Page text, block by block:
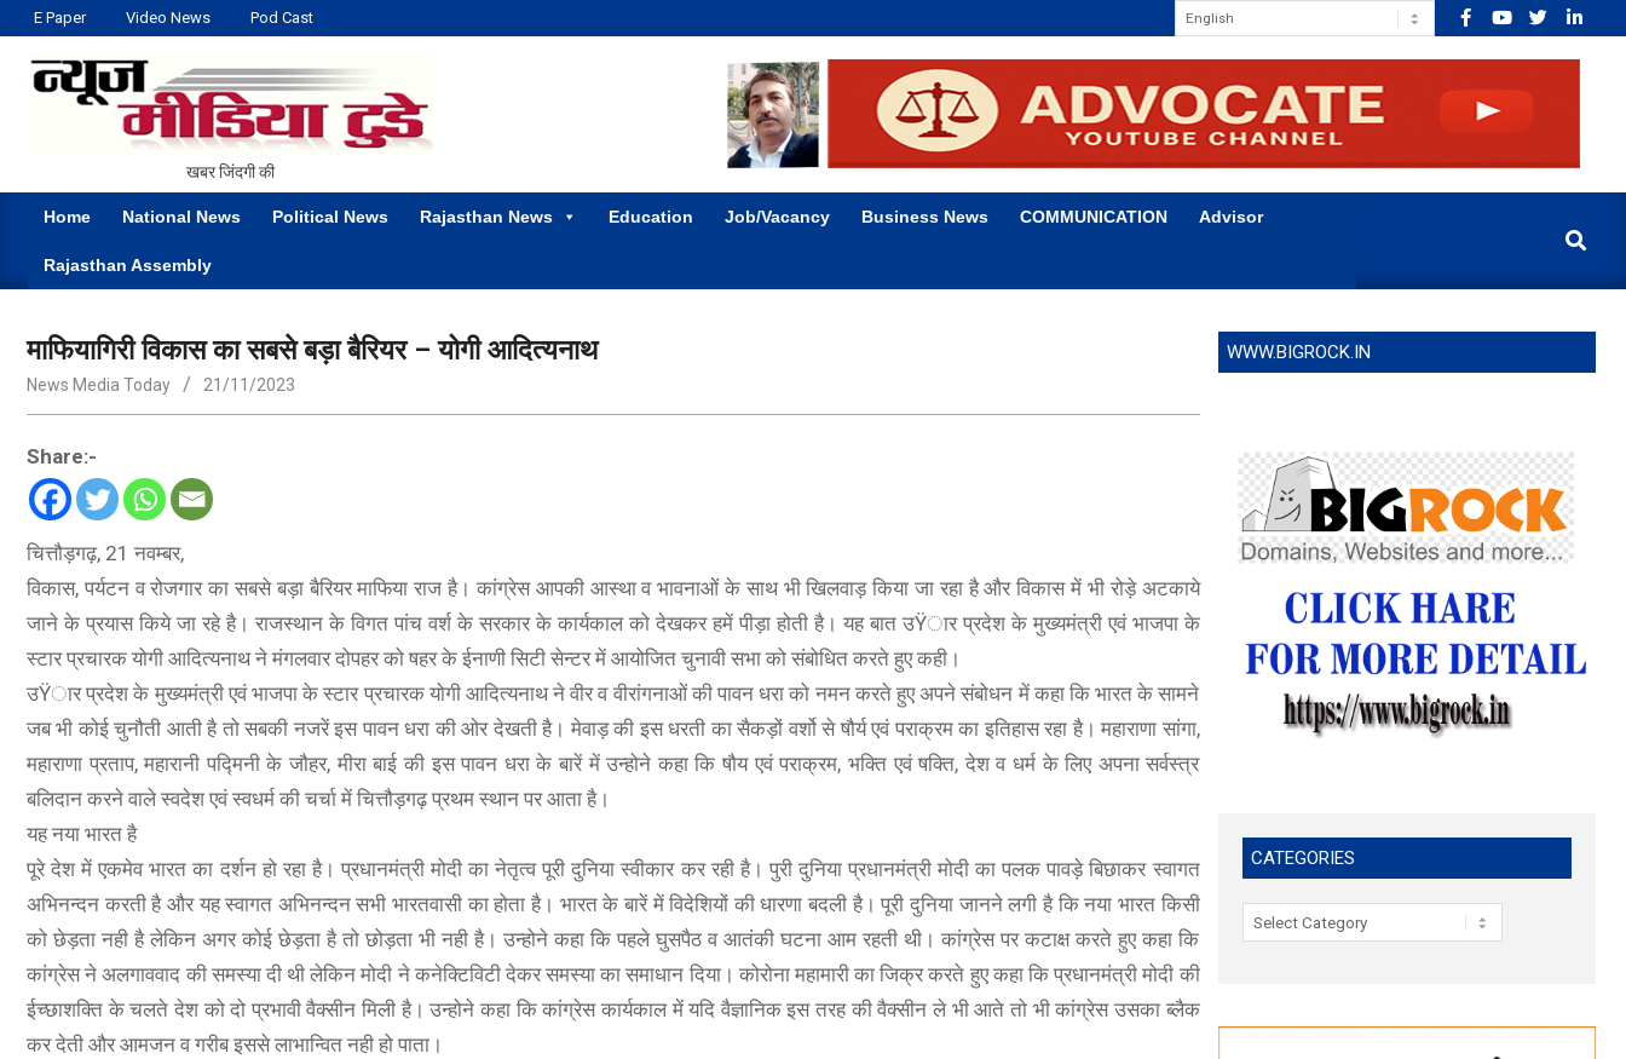
to
content
E Paper Video News Pod Cast
NEWS
MEDIA
TODAY
खबर जिंदगी की
Home National News Political News Rajasthan News Education Job/Vacancy Business News COMMUNICATION Advisor
Rajasthan Assembly
Search
माफियागिरी विकास का सबसे बड़ा बैरियर – योगी आदित्यनाथ
News Media Today 21/11/2023
Share:-
चित्तौड़गढ़, 21 नवम्बर,
विकास, पर्यटन व रोजगार का सबसे बड़ा बैरियर माफिया राज है। कांग्रेस आपकी आस्था व भावनाओं के साथ भी खिलवाड़ किया जा रहा है और विकास में भी रोड़े अटकाये
जाने के प्रयास किये जा रहे है। राजस्थान के विगत पांच वर्श के सरकार के कार्यकाल को देखकर हमें पीड़ा होती है। यह बात उŸार प्रदेश के मुख्यमंत्री एवं भाजपा के
स्टार प्रचारक योगी आदित्यनाथ ने मंगलवार दोपहर को षहर के ईनाणी सिटी सेन्टर में आयोजित चुनावी सभा को संबोधित करते हुए कही।
उŸार प्रदेश के मुख्यमंत्री एवं भाजपा के स्टार प्रचारक योगी आदित्यनाथ ने वीर व वीरांगनाओं की पावन धरा को नमन करते हुए अपने संबोधन में कहा कि भारत के सामने
जब भी कोई चुनौती आती है तो सबकी नजरें इस पावन धरा की ओर देखती है। मेवाड़ की इस धरती का सैकड़ों वर्शो से षौर्य एवं पराक्रम का इतिहास रहा है। महाराणा सांगा,
महाराणा प्रताप, महारानी पद्मिनी के जौहर, मीरा बाई की इस पावन धरा के बारें में उन्होने कहा कि षौय एवं पराक्रम, भक्ति एवं षक्ति, देश व धर्म के लिए अपना सर्वस्त्र
बलिदान करने वाले स्वदेश एवं स्वधर्म की चर्चा में चित्तौड़गढ़ प्रथम स्थान पर आता है।
यह नया भारत है
पूरे देश में एकमेव भारत का दर्शन हो रहा है। प्रधानमंत्री मोदी का नेतृत्व पूरी दुनिया स्वीकार कर रही है। पुरी दुनिया प्रधानमंत्री मोदी का पलक पावड़े बिछाकर स्वागत
अभिनन्दन करती है और यह स्वागत अभिनन्दन सभी भारतवासी का होता है। भारत के बारें में विदेशियों की धारणा बदली है। पूरी दुनिया जानने लगी है कि नया भारत किसी
को छेड़ता नही है लेकिन अगर कोई छेड़ता है तो छोड़ता भी नही है। उन्होने कहा कि पहले घुसपैठ व आतंकी घटना आम रहती थी। कांग्रेस पर कटाक्ष करते हुए कहा कि
कांग्रेस ने अलगाववाद की समस्या दी थी लेकिन मोदी ने कनेक्टिविटी देकर समस्या का समाधान दिया। कोरोना महामारी का जिक्र करते हुए कहा कि प्रधानमंत्री मोदी की
ईच्छाशक्ति के चलते देश को दो प्रभावी वैक्सीन मिली है। उन्होने कहा कि कांग्रेस कार्यकाल में यदि वैज्ञानिक इस तरह की वैक्सीन ले भी आते तो भी कांग्रेस उसका ब्लैक
कर देती और आमजन व गरीब इससे लाभान्वित नही हो पाता।
WWW.BIGROCK.IN
CATEGORIES
Categories